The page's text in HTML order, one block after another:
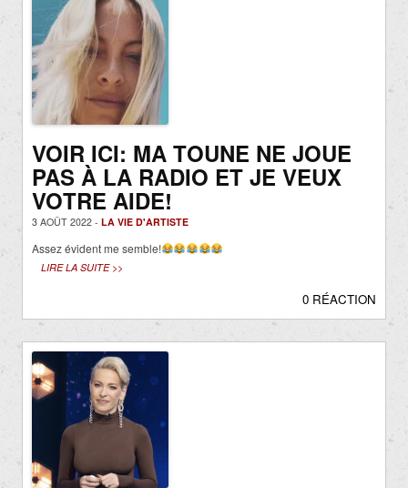
VOIR ICI: MA TOUNE NE JOUE
PAS À LA RADIO ET JE VEUX
VOTRE AIDE!
3 AOÛT 2022 - LA VIE D'ARTISTE
Assez évident me semble!
LIRE LA SUITE >>
0 RÉACTION